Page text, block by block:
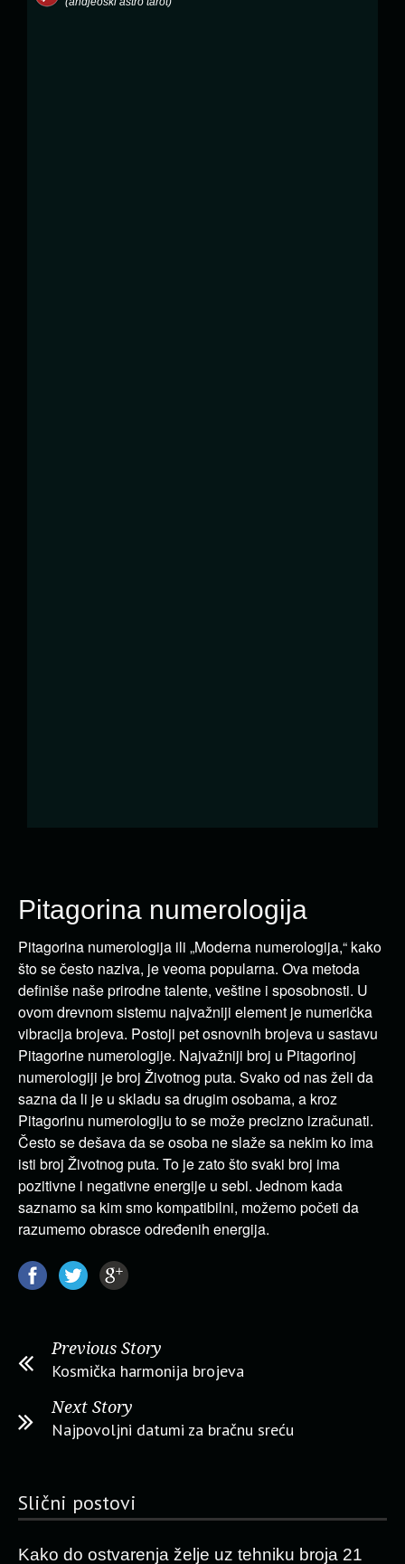
Pitagorina numerologija
Pitagorina numerologija ili „Moderna numerologija,“ kako
što se često naziva, je veoma popularna. Ova metoda
definiše naše prirodne talente, veštine i sposobnosti. U
ovom drevnom sistemu najvažniji element je numerička
vibracija brojeva. Postoji pet osnovnih brojeva u sastavu
Pitagorine numerologije. Najvažniji broj u Pitagorinoj
numerologiji je broj Životnog puta. Svako od nas želi da
sazna da li je u skladu sa drugim osobama, a kroz
Pitagorinu numerologiju to se može precizno izračunati.
Često se dešava da se osoba ne slaže sa nekim ko ima
isti broj Životnog puta. To je zato što svaki broj ima
pozitivne i negativne energije u sebi. Jednom kada
saznamo sa kim smo kompatibilni, možemo početi da
razumemo obrasce određenih energija.
Previous Story
Kosmička harmonija brojeva
Next Story
Najpovoljni datumi za bračnu sreću
Slični postovi
Kako do ostvarenja želje uz tehniku broja 21